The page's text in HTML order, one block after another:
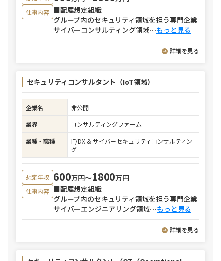
仕事内容 ■配属想定組織
グループ内のセキュリティ領域を担う専門企業
サイバーコンサルティング領域⋯もっと見る
詳細を見る
セキュリティコンサルタント（IoT領域）
企業名
非公開
業界
コンサルティングファーム
業種・職種
IT/DX & サイバーセキュリティコンサルティン
グ
想定年収 600万円〜1800万円
仕事内容 ■配属想定組織
グループ内のセキュリティ領域を担う専門企業
サイバーエンジニアリング領域⋯もっと見る
詳細を見る